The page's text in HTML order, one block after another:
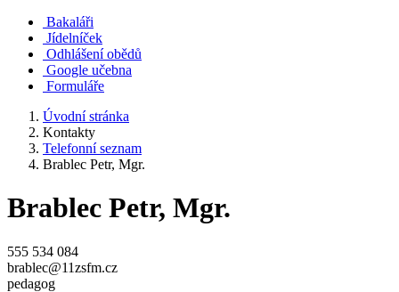
Bakaláři
Jídelníček
Odhlášení obědů
Google učebna
Formuláře
Úvodní stránka
Kontakty
Telefonní seznam
Brablec Petr, Mgr.
Brablec Petr, Mgr.
555 534 084
brablec@11zsfm.cz
pedagog